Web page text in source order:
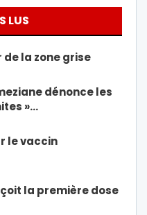
LUS
la zone grise
dénonce les
»…
le vaccin
la première dose